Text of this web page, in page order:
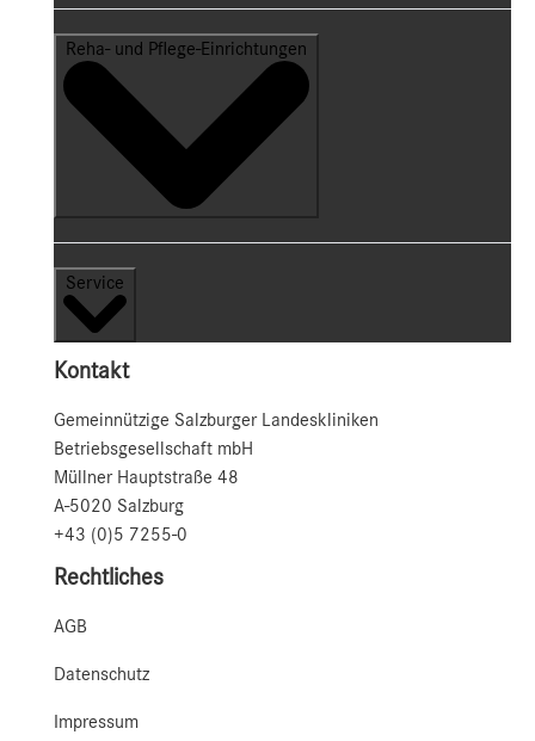
Reha- und Pflege-Einrichtungen
Service
Kontakt
Gemeinnützige Salzburger Landeskliniken
Betriebsgesellschaft mbH
Müllner Hauptstraße 48
A-5020 Salzburg
+43 (0)5 7255-0
Rechtliches
AGB
Datenschutz
Impressum